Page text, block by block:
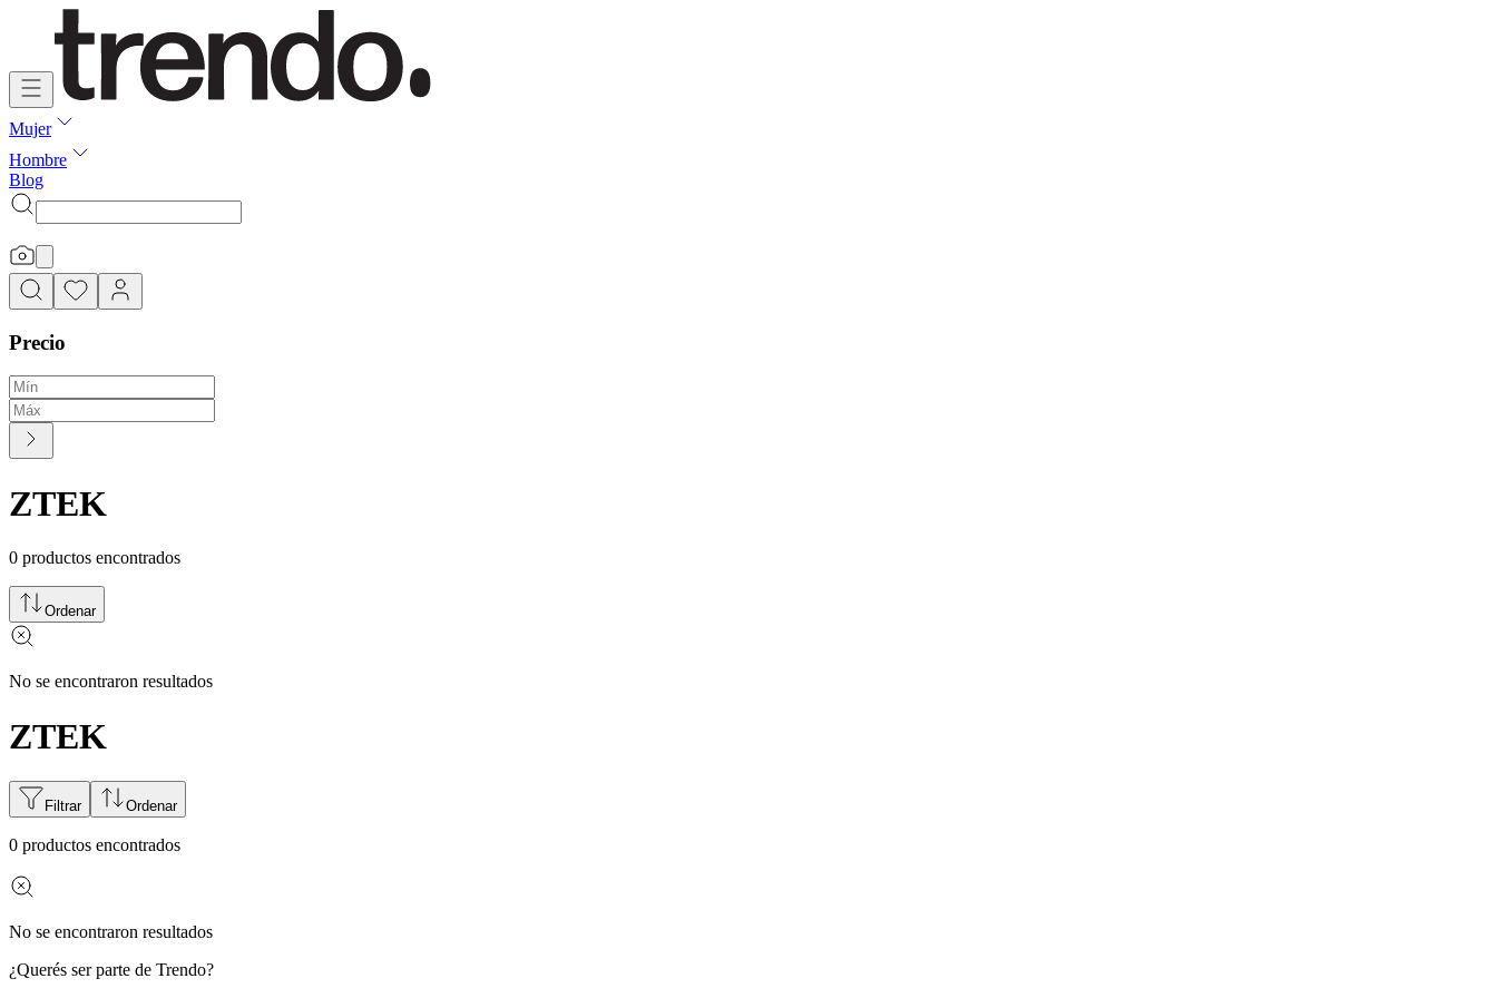
Mujer
Hombre
Blog
Precio
ZTEK
0 productos encontrados
Ordenar
No se encontraron resultados
ZTEK
Filtrar Ordenar
0 productos encontrados
No se encontraron resultados
¿Querés ser parte de Trendo?